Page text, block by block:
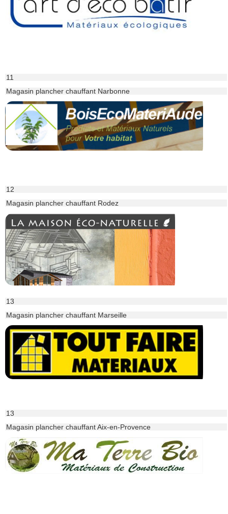
11
Magasin plancher chauffant Narbonne
12
Magasin plancher chauffant Rodez
13
Magasin plancher chauffant Marseille
13
Magasin plancher chauffant Aix-en-Provence